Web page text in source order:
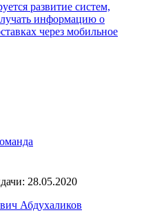
развитие систем,
информацию о
через мобильное
28.05.2020
Абдухаликов